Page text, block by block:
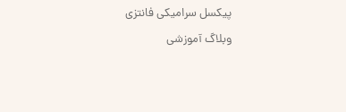
پیکسل سرامیکی فانتزی
وبلاگ آموزشی